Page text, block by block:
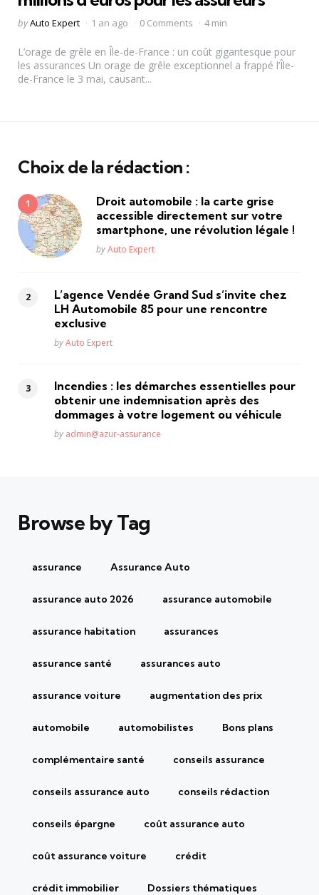
Posted
byAuto Expert 1 an ago 0 Comments 4 min
L’orage de grêle en Île-de-France : un coût gigantesque pour
les assurances Un orage de grêle exceptionnel a frappé l’Île-
de-France le 3 mai, causant...
Choix de la rédaction :
Droit automobile : la carte grise
accessible directement sur votre
smartphone, une révolution légale !
Posted
byAuto Expert
L’agence Vendée Grand Sud s’invite chez
LH Automobile 85 pour une rencontre
exclusive
Posted
byAuto Expert
Incendies : les démarches essentielles pour
obtenir une indemnisation après des
dommages à votre logement ou véhicule
Posted
by admin@azur-assurance
Browse by Tag
assurance Assurance Auto
assurance auto 2026 assurance automobile
assurance habitation assurances
assurance santé assurances auto
assurance voiture augmentation des prix
automobile automobilistes Bons plans
complémentaire santé conseils assurance
conseils assurance auto conseils rédaction
conseils épargne coût assurance auto
coût assurance voiture crédit
crédit immobilier Dossiers thématiques